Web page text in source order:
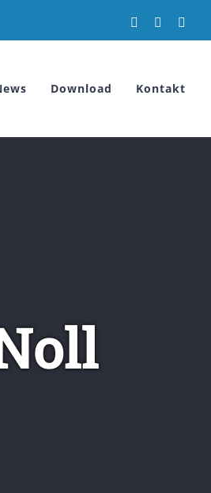
Email Facebook
Download Kontakt